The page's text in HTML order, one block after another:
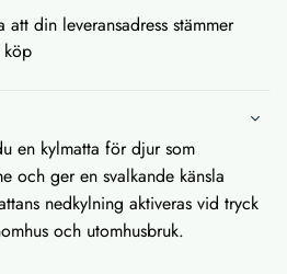
din leveransadress stämmer
en kylmatta för djur som
och ger en svalkande känsla
nedkylning aktiveras vid tryck
och utomhusbruk.